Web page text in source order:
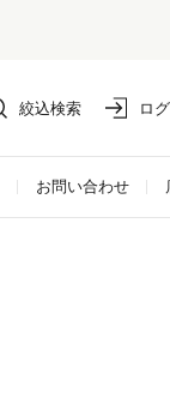
絞込検索 ロ
お問い合わせ